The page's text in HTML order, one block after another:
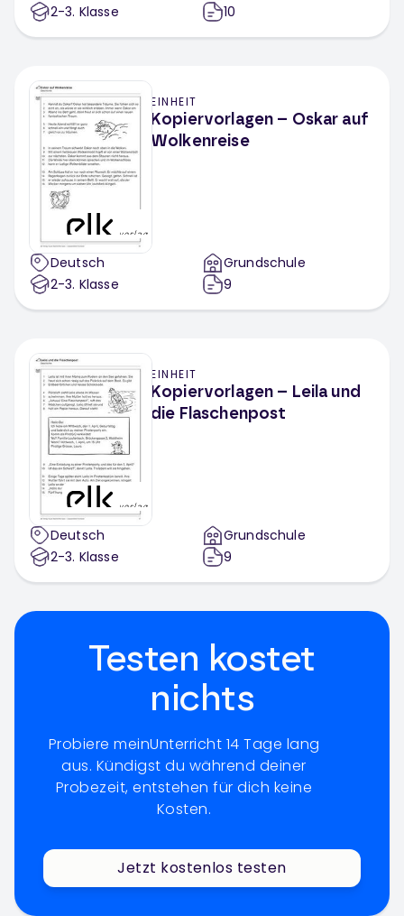
2-3. Klasse
10
EINHEIT
Kopiervorlagen – Oskar auf
Wolkenreise
Deutsch
2-3. Klasse
Grundschule
9
EINHEIT
Kopiervorlagen – Leila und
die Flaschenpost
Deutsch
2-3. Klasse
Grundschule
9
Testen kostet
nichts
Probiere meinUnterricht 14 Tage lang
aus. Kündigst du während deiner
Probezeit, entstehen für dich keine
Kosten.
Jetzt kostenlos testen